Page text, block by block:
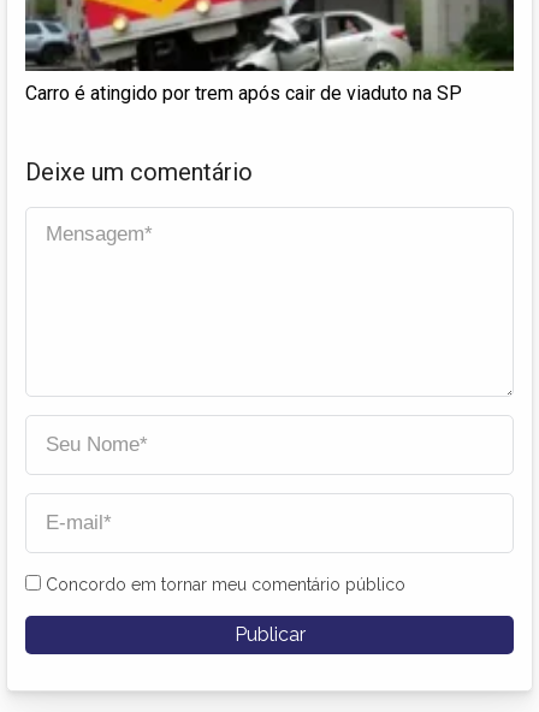
Carro é atingido por trem após cair de viaduto na SP
Deixe um comentário
Concordo em tornar meu comentário público